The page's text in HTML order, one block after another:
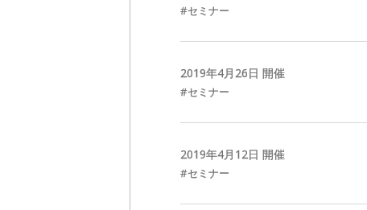
セミナー
2019年4月26日 開催
セミナー
2019年4月 12日 開催
セミナー